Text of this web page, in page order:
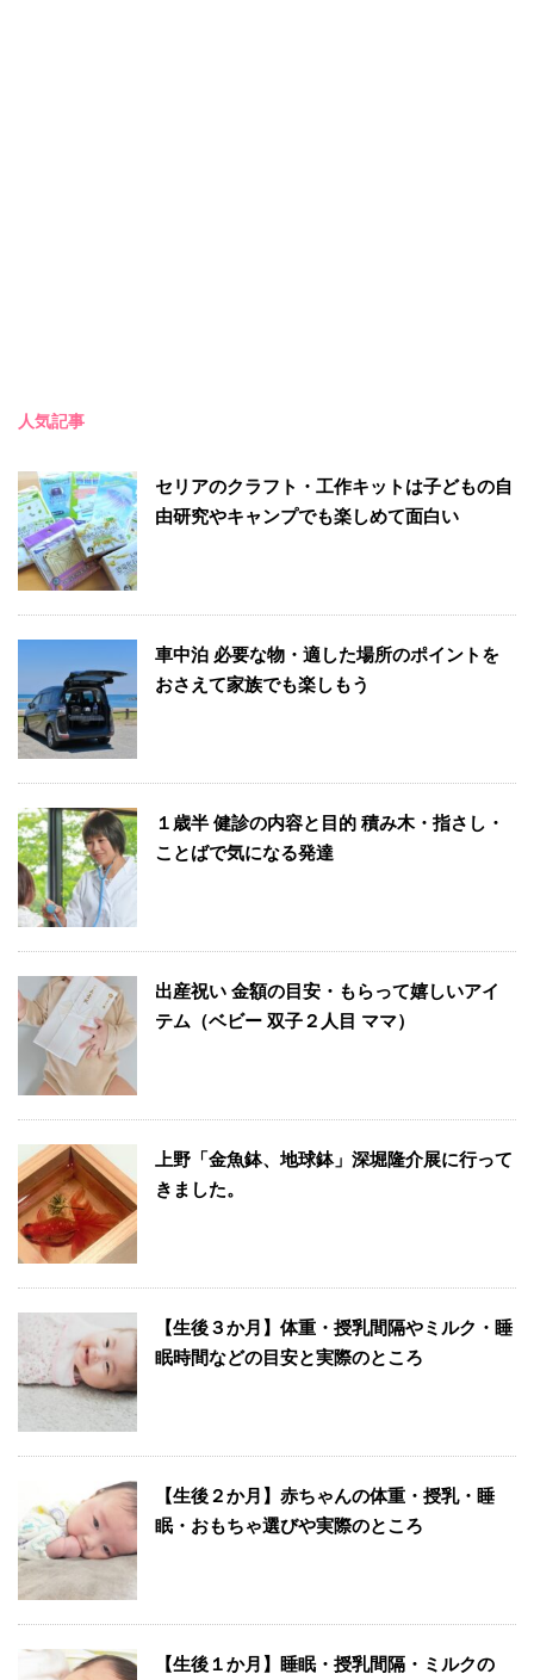
人気記事
セリアのクラフト・工作キットは子どもの自
由研究やキャンプでも楽しめて面白い
車中泊 必要な物・適した場所のポイントを
おさえて家族でも楽しもう
１歳半 健診の内容と目的 積み木・指さし・
ことばで気になる発達
出産祝い 金額の目安・もらって嬉しいアイ
テム（ベビー 双子２人目 ママ）
上野「金魚鉢、地球鉢」深堀隆介展に行って
きました。
【生後３か月】体重・授乳間隔やミルク・睡
眠時間などの目安と実際のところ
【生後２か月】赤ちゃんの体重・授乳・睡
眠・おもちゃ選びや実際のところ
【生後１か月】睡眠・授乳間隔・ミルクの